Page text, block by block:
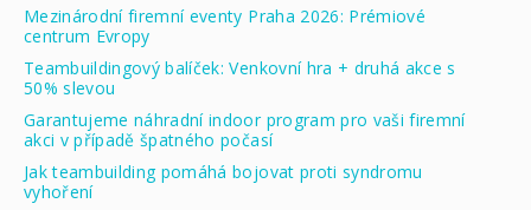
Mezinárodní firemní eventy Praha 2026: Prémiové
centrum Evropy
Teambuildingový balíček: Venkovní hra + druhá akce s
50% slevou
Garantujeme náhradní indoor program pro vaši firemní
akci v případě špatného počasí
Jak teambuilding pomáhá bojovat proti syndromu
vyhoření